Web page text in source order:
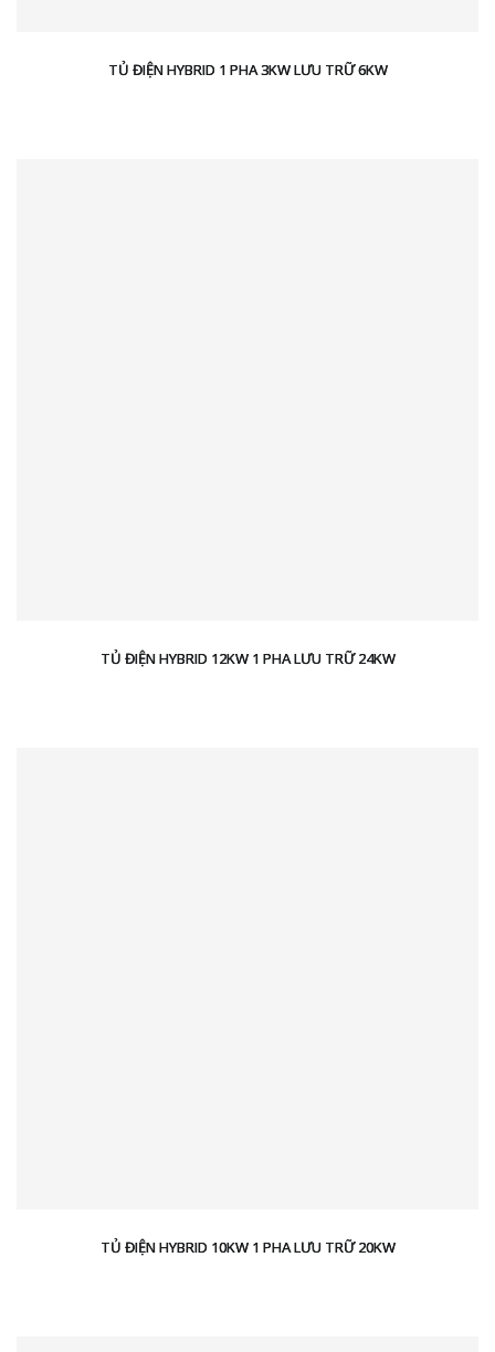
TỦ ĐIỆN HYBRID 1 PHA 3KW LƯU TRỮ 6KW
TỦ ĐIỆN HYBRID 12KW 1 PHA LƯU TRỮ 24KW
TỦ ĐIỆN HYBRID 10KW 1 PHA LƯU TRỮ 20KW